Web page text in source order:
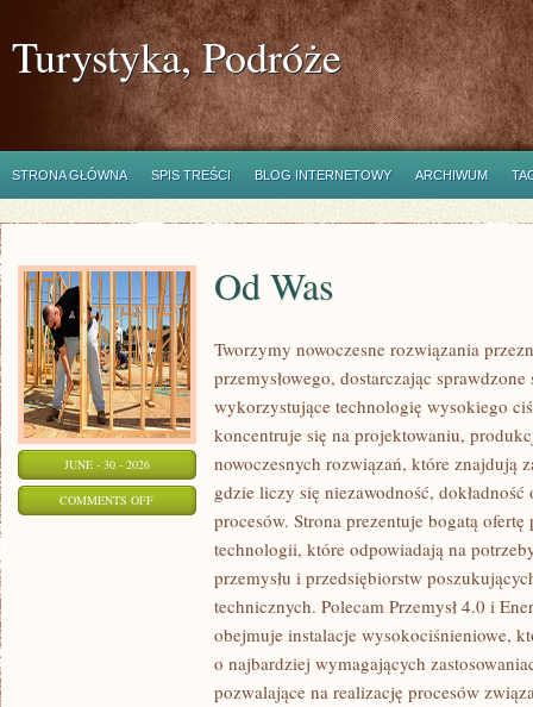
Turystyka, Podróże
STRONA GŁÓWNA SPIS TREŚCI BLOG INTERNETOWY ARCHIWUM
JUNE - 30 - 2026
COMMENTS OFFON
Od Was
Tworzymy nowoczesne rozwiązania
przemysłowego, dostarczając
wykorzystujące technologię wysokiego
koncentruje się na projektowaniu,
nowoczesnych rozwiązań, które znajdują
gdzie liczy się niezawodność,
procesów. Strona prezentuje bogatą ofertę
technologii, które odpowiadają na
przemysłu i przedsiębiorstw
technicznych. Polecam Przemysł 4.0 i
obejmuje instalacje wysokociśnieniowe,
o najbardziej wymagających
pozwalające na realizację procesów